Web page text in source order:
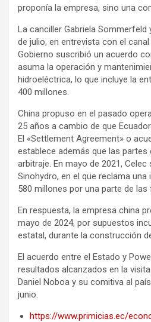
proponía la empresa, sino una
La canciller Gabriela Sommerfeld
de julio, en entrevista con el
Gobierno suscribió un acuerdo
asuma la operación y
hidroeléctrica, lo que incluye la
400 millones.
China propuso en el pasado
25 años a cambio de que
El «Settlement Agreement» o
establece además que las partes
arbitraje. En mayo de 2021,
Sinohydro, en el que reclama una
580 millones por una parte de
En respuesta, la empresa china
mayo de 2024, por supuestos
estatal, durante la construcción
El acuerdo entre el Estado y
resultados alcanzados en la
Daniel Noboa y su comitiva al
junio.
https://www.primicias.ec/